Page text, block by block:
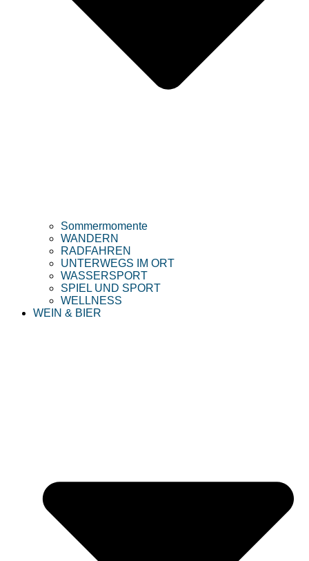
Sommermomente
WANDERN
RADFAHREN
UNTERWEGS IM ORT
WASSERSPORT
SPIEL UND SPORT
WELLNESS
WEIN & BIER